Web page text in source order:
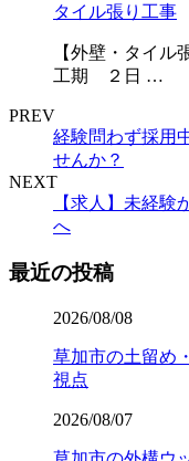
タイル張り工事
【外壁・タイル
工期 ２日 …
PREV
経験問わず採用
せんか？
NEXT
【求人】未経
へ
最近の投稿
2026/08/08
草加市の土留め
視点
2026/08/07